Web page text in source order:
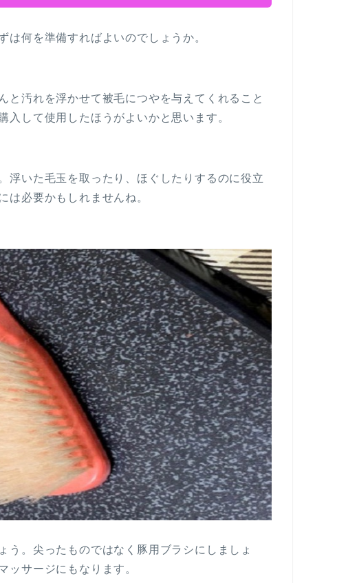
は何を準備すればよいのでしょうか。
汚れを浮かせて被毛につやを与えてくれること
入して使用したほうがよいかと思います。
浮いた毛玉を取ったり、ほぐしたりするのに役立
は必要かもしれませんね。
。尖ったものではなく豚用ブラシにしましょ
ッサージにもなります。